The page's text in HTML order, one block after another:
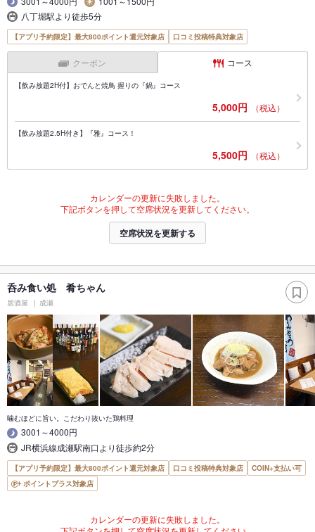
八丁堀駅より徒歩5分
【アプリ予約限定】最大800ポイント還元対象店 口コミ投稿特典対象店
クーポン コース
【飲み放題2H付】おでんと焼鳥 握りの『鍋』コース
5,000円 （税込）
【飲み放題2.5H付き】『雅』コース！
5,500円 （税込）
カレンダーの更新に失敗しました。
下記ボタンを押して空席状況を更新してください。
空席状況を更新する
呑み食い処 肴ちゃん
居酒屋 成瀬
噛むほどに旨い。こだわり抜いた鶏料理
3001～4000円
JR横浜線成瀬駅南口より徒歩約2分
【アプリ予約限定】最大800ポイント還元対象店 口コミ投稿特典対象店
COIN+支払い可
ポイントプラス対象店
カレンダーの更新に失敗しました。